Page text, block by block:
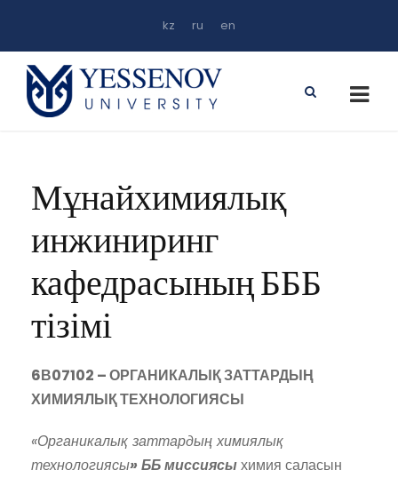
kz ru en
Мұнайхимиялық
инжиниринг
кафедрасының БББ
тізімі
6В07102 – ОРГАНИКАЛЫҚ ЗАТТАРДЫҢ
ХИМИЯЛЫҚ ТЕХНОЛОГИЯСЫ
«Органикалық заттардың химиялық
технологиясы» ББмиссиясыхимия саласын